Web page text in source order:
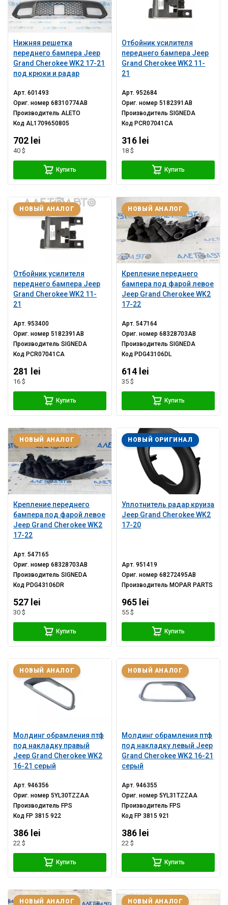
Нижняя решетка
переднего бампера Jeep
Grand Cherokee WK2 17-21
под крюки и радар
Арт.601493
Ориг. номер68310774AB
ПроизводительALETO
КодAL1709650805
702 lei
40 $
Купить
Отбойник усилителя
переднего бампера Jeep
Grand Cherokee WK2 11-
21
Арт.952684
Ориг. номер5182391AB
ПроизводительSIGNEDA
Код PCR07041CA
316 lei
18 $
Купить
Отбойник усилителя
переднего бампера Jeep
Grand Cherokee WK2 11-
21
НОВЫЙ АНАЛОГ
Арт.953400
Ориг. номер5182391AB
ПроизводительSIGNEDA
Код PCR07041CA
281 lei
16 $
Купить
Крепление переднего
бампера под фарой левое
Jeep Grand Cherokee WK2
17-22
НОВЫЙ АНАЛОГ
Арт.547164
Ориг. номер68328703AB
ПроизводительSIGNEDA
Код PDG43106DL
614 lei
35 $
Купить
Крепление переднего
бампера под фарой левое
Jeep Grand Cherokee WK2
17-22
НОВЫЙ АНАЛОГ
Арт.547165
Ориг. номер68328703AB
ПроизводительSIGNEDA
Код PDG43106DR
527 lei
30 $
Купить
Уплотнитель радар круиза
Jeep Grand Cherokee WK2
17-20
НОВЫЙ ОРИГИНАЛ
Арт.951419
Ориг. номер68272495AB
Производитель MOPAR PARTS
965 lei
55 $
Купить
Молдинг обрамления птф
под накладку правый
Jeep Grand Cherokee WK2
16-21 серый
НОВЫЙ АНАЛОГ
Арт.946356
Ориг. номер5YL30TZZAA
Производитель FPS
Код FP 3815 922
386 lei
22 $
Купить
Молдинг обрамления птф
под накладку левый Jeep
Grand Cherokee WK2 16-21
серый
НОВЫЙ АНАЛОГ
Арт.946355
Ориг. номер5YL31TZZAA
Производитель FPS
Код FP 3815 921
386 lei
22 $
Купить
НОВЫЙ АНАЛОГ НОВЫЙ АНАЛОГ